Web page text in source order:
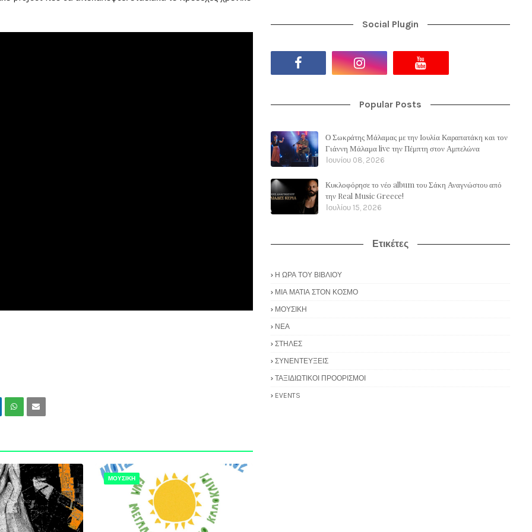
ΜΟΥΣΙΚΗ
Social Plugin
Popular Posts
Ο Σωκράτης Μάλαμας με την Ιουλία Καραπατάκη και τον
Γιάννη Μάλαμα live την Πέμπτη στον Αμπελώνα
Ιουνίου 08, 2026
Κυκλοφόρησε το νέο album του Σάκη Αναγνώστου από
την Real Music Greece!
Ιουλίου 15, 2026
Ετικέτες
Η ΩΡΑ ΤΟΥ ΒΙΒΛΙΟΥ
ΜΙΑ ΜΑΤΙΑ ΣΤΟΝ ΚΟΣΜΟ
ΜΟΥΣΙΚΗ
ΝΕΑ
ΣΤΗΛΕΣ
ΣΥΝΕΝΤΕΥΞΕΙΣ
ΤΑΞΙΔΙΩΤΙΚΟΙ ΠΡΟΟΡΙΣΜΟΙ
EVENTS